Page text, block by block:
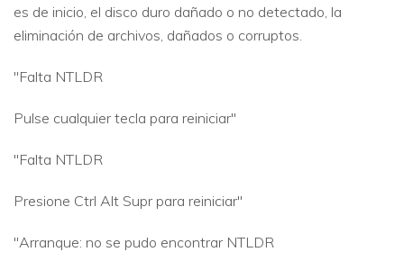
es de inicio, el disco duro dañado o no detectado, la
eliminación de archivos, dañados o corruptos.
"Falta NTLDR
Pulse cualquier tecla para reiniciar"
"Falta NTLDR
Presione Ctrl Alt Supr para reiniciar"
"Arranque: no se pudo encontrar NTLDR